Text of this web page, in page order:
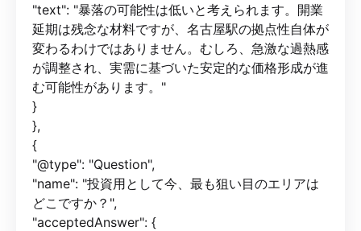
"text": "暴落の可能性は低いと考えられます。開業
延期は残念な材料ですが、名古屋駅の拠点性自体が
変わるわけではありません。むしろ、急激な過熱感
が調整され、実需に基づいた安定的な価格形成が進
む可能性があります。"
}
},
{
"@type": "Question",
"name": "投資用として今、最も狙い目のエリアは
どこですか？",
"acceptedAnswer": {